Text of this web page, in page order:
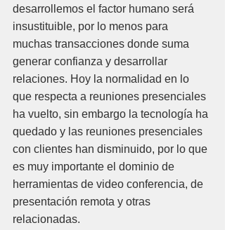
desarrollemos el factor humano será
insustituible, por lo menos para
muchas transacciones donde suma
generar confianza y desarrollar
relaciones. Hoy la normalidad en lo
que respecta a reuniones presenciales
ha vuelto, sin embargo la tecnología ha
quedado y las reuniones presenciales
con clientes han disminuido, por lo que
es muy importante el dominio de
herramientas de video conferencia, de
presentación remota y otras
relacionadas.